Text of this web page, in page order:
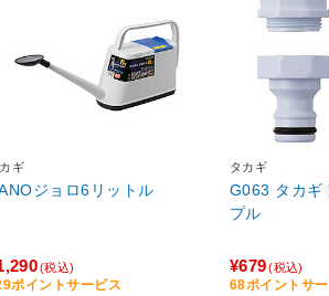
ギ
ジョロ6リットル
(税込)
ポイントサービス
タカギ
G063 タカギ
プル
¥679 (税込)
68ポイントサ